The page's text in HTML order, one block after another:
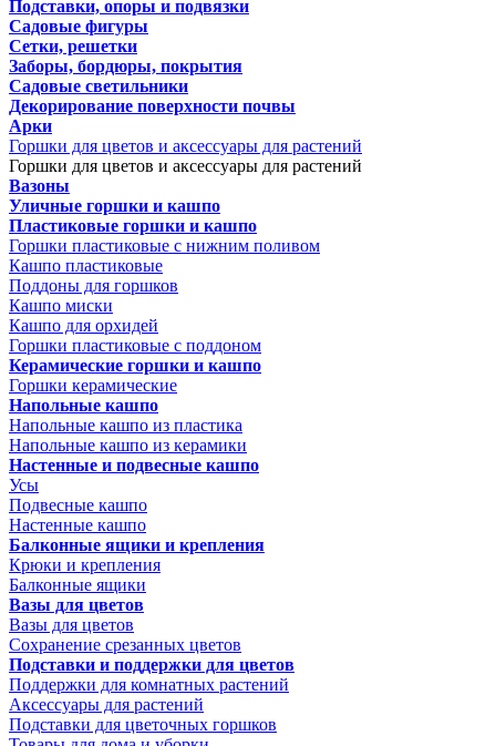
Подставки, опоры и подвязки
Садовые фигуры
Сетки, решетки
Заборы, бордюры, покрытия
Садовые светильники
Декорирование поверхности почвы
Арки
Горшки для цветов и аксессуары для растений
Горшки для цветов и аксессуары для растений
Вазоны
Уличные горшки и кашпо
Пластиковые горшки и кашпо
Горшки пластиковые с нижним поливом
Кашпо пластиковые
Поддоны для горшков
Кашпо миски
Кашпо для орхидей
Горшки пластиковые с поддоном
Керамические горшки и кашпо
Горшки керамические
Напольные кашпо
Напольные кашпо из пластика
Напольные кашпо из керамики
Настенные и подвесные кашпо
Усы
Подвесные кашпо
Настенные кашпо
Балконные ящики и крепления
Крюки и крепления
Балконные ящики
Вазы для цветов
Вазы для цветов
Сохранение срезанных цветов
Подставки и поддержки для цветов
Поддержки для комнатных растений
Аксессуары для растений
Подставки для цветочных горшков